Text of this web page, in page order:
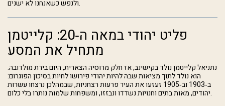
ולנפש כשאנחנו לא ישנים.
פליט יהודי במאה ה‑20: קלייטמן
מתחיל את המסע
נתניאל קלייטמן נולד בקישינב, אז חלק מרוסיה הצארית, היום בירת מולדובה.
הוא נולד לתוך מציאות שבה להיות יהודי פירושו לחיות בסיכון הפוגרום:
ב‑1903 וב‑1905 זעזעו את העיר פרעות רצחניות, שבמהלכן נרצחו עשרות
יהודים, מאות בתים וחנויות נשדדו ונבזזו, ומשפחות שלמות נותרו בלי כלום.